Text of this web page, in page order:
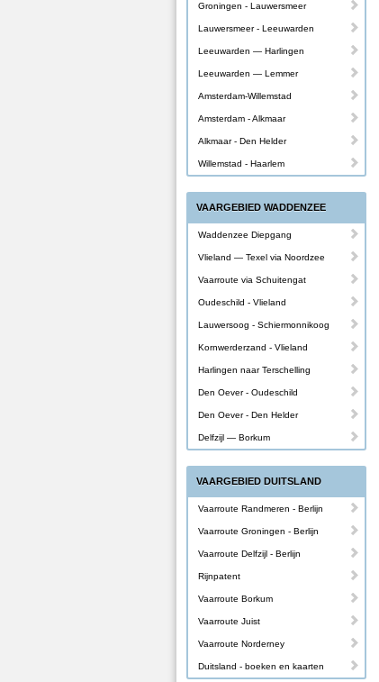
Groningen - Lauwersmeer
Lauwersmeer - Leeuwarden
Leeuwarden — Harlingen
Leeuwarden — Lemmer
Amsterdam-Willemstad
Amsterdam - Alkmaar
Alkmaar - Den Helder
Willemstad - Haarlem
VAARGEBIED WADDENZEE
Waddenzee Diepgang
Vlieland — Texel via Noordzee
Vaarroute via Schuitengat
Oudeschild - Vlieland
Lauwersoog - Schiermonnikoog
Kornwerderzand - Vlieland
Harlingen naar Terschelling
Den Oever - Oudeschild
Den Oever - Den Helder
Delfzijl — Borkum
VAARGEBIED DUITSLAND
Vaarroute Randmeren - Berlijn
Vaarroute Groningen - Berlijn
Vaarroute Delfzijl - Berlijn
Rijnpatent
Vaarroute Borkum
Vaarroute Juist
Vaarroute Norderney
Duitsland - boeken en kaarten